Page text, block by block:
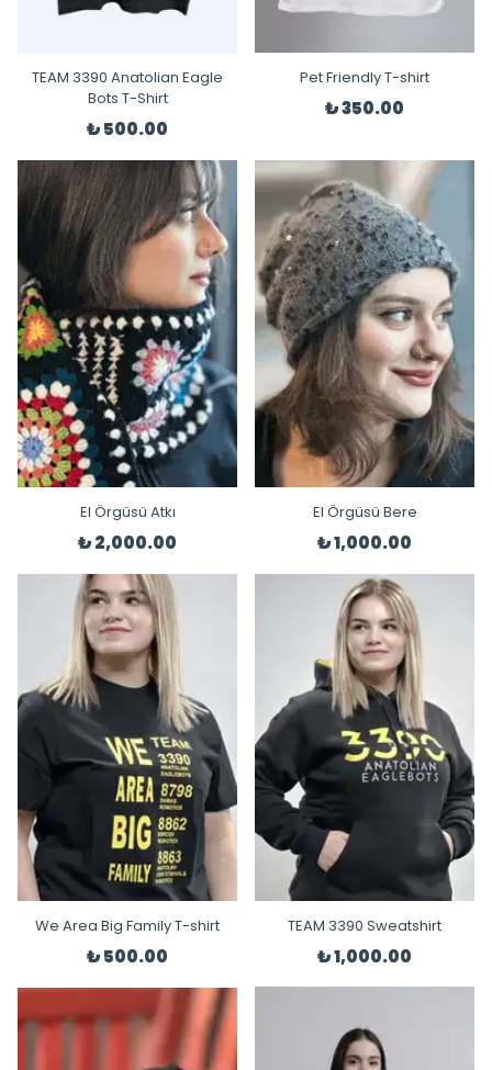
TEAM 3390 Anatolian Eagle
Bots T-Shirt
₺ 500.00
Pet Friendly T-shirt
₺ 350.00
El Örgüsü Atkı
₺ 2,000.00
El Örgüsü Bere
₺ 1,000.00
We Area Big Family T-shirt
₺ 500.00
TEAM 3390 Sweatshirt
₺ 1,000.00